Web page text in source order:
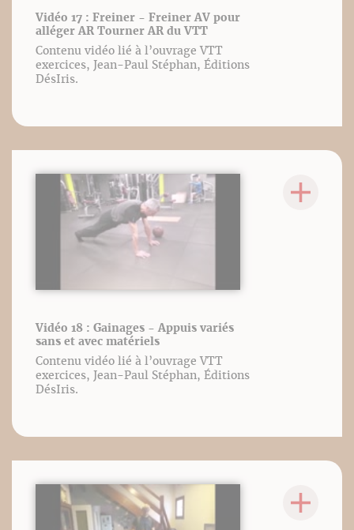
Vidéo 17 : Freiner - Freiner AV pour
alléger AR Tourner AR du VTT
Contenu vidéo lié à l’ouvrage VTT
exercices, Jean-Paul Stéphan, Éditions
DésIris.
Vidéo 18 : Gainages - Appuis variés
sans et avec matériels
Contenu vidéo lié à l’ouvrage VTT
exercices, Jean-Paul Stéphan, Éditions
DésIris.